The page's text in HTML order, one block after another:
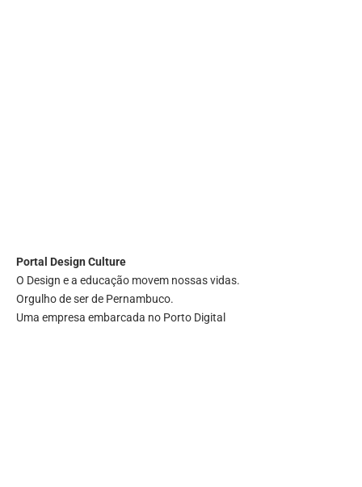
Portal Design Culture
O Design e a educação movem nossas vidas.
Orgulho de ser de Pernambuco.
Uma empresa embarcada no Porto Digital